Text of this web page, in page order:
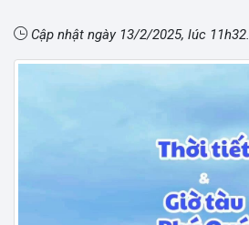
Cập nhật ngày 13/2/2025, lúc 11h32.